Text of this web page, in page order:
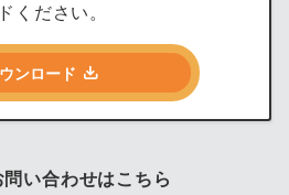
ください。
ンロード
い合わせはこちら